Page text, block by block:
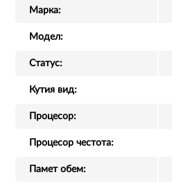
Марка:
Модел:
Статус:
Кутия вид:
Процесор:
Процесор честота:
Памет обем: